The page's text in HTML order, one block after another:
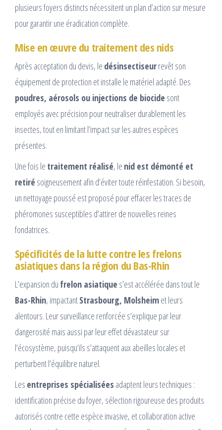
plusieurs foyers distincts nécessitent un plan d’action sur mesure
pour garantir une éradication complète.
Mise en œuvre du traitement des nids
Après acceptation du devis, le désinsectiseurrevêt son
équipement de protection et installe le matériel adapté. Des
poudres, aérosols ou injections de biocide sont
employés avec précision pour neutraliser durablement les
insectes, tout en limitant l’impact sur les autres espèces
présentes.
Une fois le traitement réalisé, le nid est démonté et
retiré soigneusement afin d’éviter toute réinfestation. Si besoin,
un nettoyage poussé est proposé pour effacer les traces de
phéromones susceptibles d’attirer de nouvelles reines
fondatrices.
Spécificités de la lutte contre les frelons
asiatiques dans la région du Bas-Rhin
L’expansion du frelon asiatique s’est accélérée dans tout le
Bas-Rhin, impactantStrasbourg, Molsheimet leurs
alentours. Leur surveillance renforcée s’explique par leur
dangerosité mais aussi par leur effet dévastateur sur
l’écosystème, puisqu’ils s’attaquent aux abeilles locales et
perturbent l’équilibre naturel.
Les entreprises spécialisées adaptent leurs techniques :
identification précise du foyer, sélection rigoureuse des produits
autorisés contre cette espèce invasive, et collaboration active